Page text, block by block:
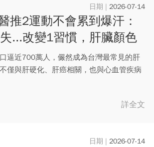
2026-07-14
推2運動不會累到爆汗：
...改變1習慣，肝臟顏色
逼近700萬人，儼然成為台灣最常見的肝
僅與肝硬化、肝癌相關，也與心血管疾病
詳全文
2026-07-14